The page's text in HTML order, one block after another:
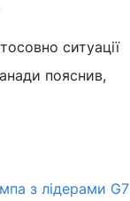
ситуації
пояснив,
з лідерами G7